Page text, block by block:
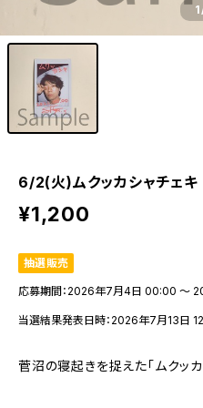
1
6/2(火)ムクッカシャチェキ
¥1,200
抽選販売
応募期間：2026年7月4日 00:00 〜
当選結果発表日時：2026年7月13日
菅沼の寝起きを捉えた「ムクッカ